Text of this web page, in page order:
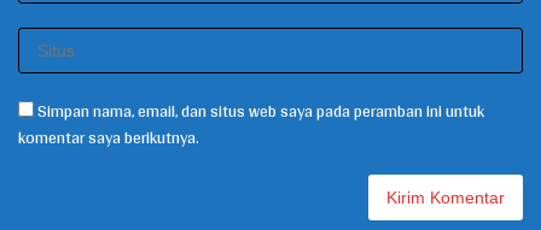
Simpan nama, email, dan situs web saya pada peramban ini untuk
komentar saya berikutnya.